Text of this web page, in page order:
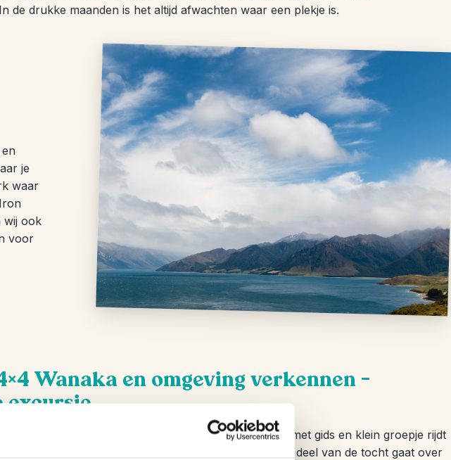
de drukke maanden is het altijd afwachten waar een plekje is.
je
waar
wij ook
voor
Wanaka en omgeving verkennen –
excursie
Wanaka een excursie per 4×4 auto gedaan. Samen met gids en klein groepje rijdt
door de ruige heuvels rondom Lake Wanaka. Een deel van de tocht gaat over